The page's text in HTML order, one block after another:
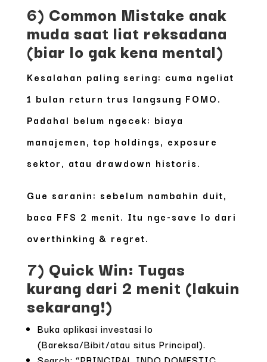
6) Common Mistake anak
muda saat liat reksadana
(biar lo gak kena mental)
Kesalahan paling sering: cuma ngeliat
1 bulan return trus langsung FOMO.
Padahal belum ngecek: biaya
manajemen, top holdings, exposure
sektor, atau drawdown historis.
Gue saranin: sebelum nambahin duit,
baca FFS 2 menit. Itu nge-save lo dari
overthinking & regret.
7) Quick Win: Tugas
kurang dari 2 menit (lakuin
sekarang!)
Buka aplikasi investasi lo
(Bareksa/Bibit/atau situs Principal).